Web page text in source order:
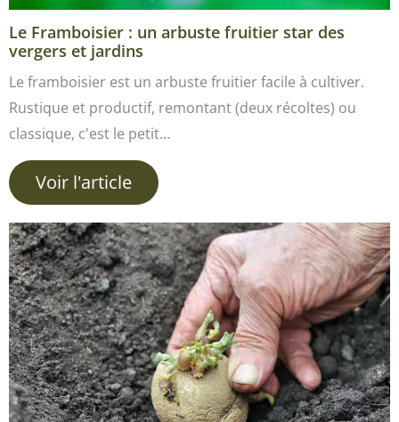
Le Framboisier : un arbuste fruitier star des
vergers et jardins
Le framboisier est un arbuste fruitier facile à cultiver.
Rustique et productif, remontant (deux récoltes) ou
classique, c'est le petit…
Voir l'article